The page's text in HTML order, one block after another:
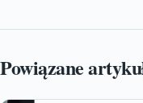
Powiązane